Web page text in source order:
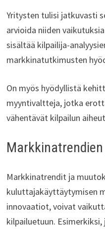
Yritysten tulisi jatkuvasti
arvioida niiden
sisältää kilpailija-
markkinatutkimusten
On myös hyödyllistä
myyntivaltteja, jotka
vähentävät kilpailun
Markkinatrendit ja
kuluttajakäyttäytymisen
innovaatiot, voivat
kilpailuetuun.